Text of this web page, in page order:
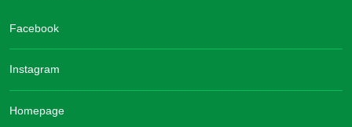
Facebook
Instagram
Homepage